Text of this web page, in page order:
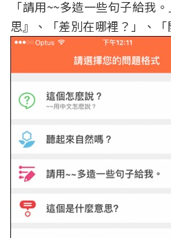
「請用~~多造一些句子給我
思』、「差別在哪裡？」、「